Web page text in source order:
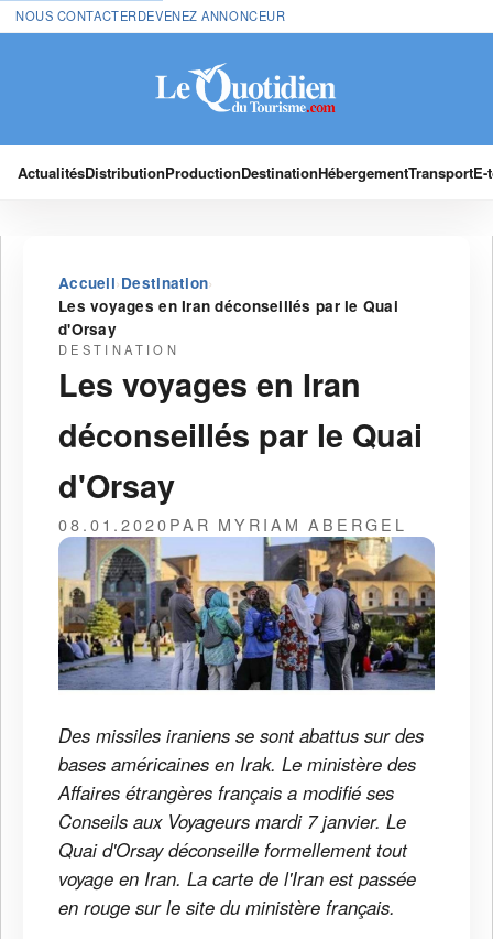
NOUS CONTACTERDEVENEZ ANNONCEUR
ActualitésDistributionProductionDestinationHébergementTransport
Accueil›Destination›
Les voyages en Iran déconseillés par le Quai
d'Orsay
DESTINATION
Les voyages en Iran
déconseillés par le Quai
d'Orsay
08.01.2020PAR MYRIAM ABERGEL
Des missiles iraniens se sont abattus sur des
bases américaines en Irak. Le ministère des
Affaires étrangères français a modifié ses
Conseils aux Voyageurs mardi 7 janvier. Le
Quai d'Orsay déconseille formellement tout
voyage en Iran. La carte de l'Iran est passée
en rouge sur le site du ministère français.